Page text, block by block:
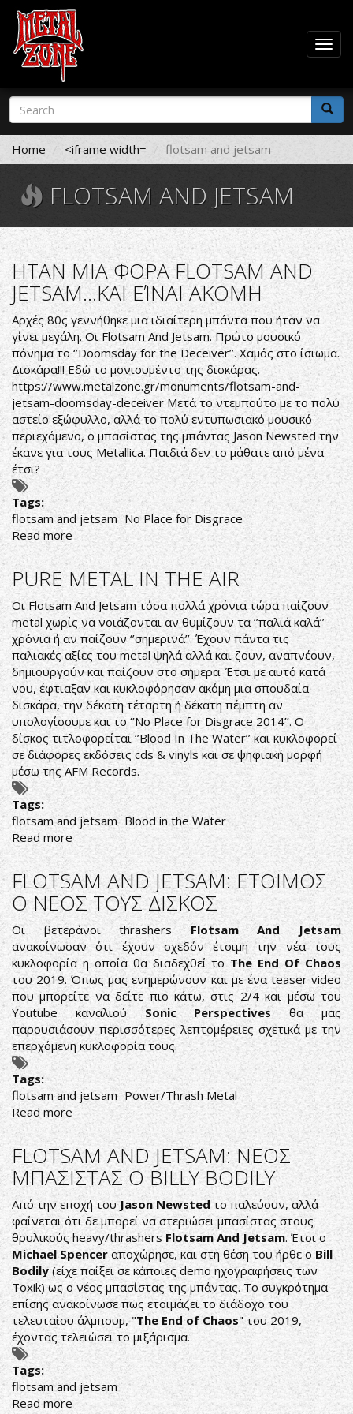
Skip
main
content
Search
form
Search
Home <iframe width= flotsam and jetsam
FLOTSAM AND JETSAM
ΗΤΑΝ ΜΙΑ ΦΟΡΑ FLOTSAM AND
JETSAM...ΚΑΙ ΕΊΝΑΙ ΑΚΟΜΗ
Αρχές 80ς γεννήθηκε μια ιδιαίτερη μπάντα που ήταν να
γίνει μεγάλη. Οι Flotsam And Jetsam. Πρώτο μουσικό
πόνημα το ‘’Doomsday for the Deceiver’’. Χαμός στο ίσιωμα.
Δισκάρα!!! Εδώ το μονιουμέντο της δισκάρας.
https://www.metalzone.gr/monuments/flotsam-and-
jetsam-doomsday-deceiver Μετά το ντεμπούτο με το πολύ
αστείο εξώφυλλο, αλλά το πολύ εντυπωσιακό μουσικό
περιεχόμενο, ο μπασίστας της μπάντας Jason Newsted την
έκανε για τους Metallica. Παιδιά δεν το μάθατε από μένα
έτσι?
Tags:
flotsam and jetsam No Place for Disgrace
Read more about
ΗΤΑΝ
ΜΙΑ
ΦΟΡΑ
FLOTSAM
AND
JETSAM...ΚΑΙ
ΕΊΝΑΙ
ΑΚΟΜΗ
PURE METAL IN THE AIR
Οι Flotsam And Jetsam τόσα πολλά χρόνια τώρα παίζουν
metal χωρίς να νοιάζονται αν θυμίζουν τα ‘’παλιά καλά’’
χρόνια ή αν παίζουν ‘’σημερινά’’. Έχουν πάντα τις
παλιακές αξίες του metal ψηλά αλλά και ζουν, αναπνέουν,
δημιουργούν και παίζουν στο σήμερα. Έτσι με αυτό κατά
νου, έφτιαξαν και κυκλοφόρησαν ακόμη μια σπουδαία
δισκάρα, την δέκατη τέταρτη ή δέκατη πέμπτη αν
υπολογίσουμε και το ‘’No Place for Disgrace 2014’’. Ο
δίσκος τιτλοφορείται ‘’Blood In The Water’’ και κυκλοφορεί
σε διάφορες εκδόσεις cds & vinyls και σε ψηφιακή μορφή
μέσω της AFM Records.
Tags:
flotsam and jetsam Blood in the Water
Read more about
PURE
METAL
IN
THE
AIR
FLOTSAM AND JETSAM: ΕΤΟΙΜΟΣ
Ο ΝΕΟΣ ΤΟΥΣ ΔΙΣΚΟΣ
Οι βετεράνοι thrashersFlotsam And Jetsam
ανακοίνωσαν ότι έχουν σχεδόν έτοιμη την νέα τους
κυκλοφορία η οποία θα διαδεχθεί το The End Of Chaos
του 2019. Όπως μας ενημερώνουν και με ένα teaser video
που μπορείτε να δείτε πιο κάτω, στις 2/4 και μέσω του
Youtube καναλιού Sonic Perspectivesθα μας
παρουσιάσουν περισσότερες λεπτομέρειες σχετικά με την
επερχόμενη κυκλοφορία τους.
Tags:
flotsam and jetsam Power/Thrash Metal
Read more about
FLOTSAM
AND
JETSAM:
ΕΤΟΙΜΟΣ
Ο
ΝΕΟΣ
ΤΟΥΣ
ΔΙΣΚΟΣ
FLOTSAM AND JETSAM: NEOΣ
ΜΠΑΣΙΣΤΑΣ Ο ΒΙLLY BODILY
Από την εποχή τουJason Newstedτο παλεύουν, αλλά
φαίνεται ότι δε μπορεί να στεριώσει μπασίστας στους
θρυλικούς heavy/thrashers Flotsam And Jetsam. Έτσι ο
Michael Spencer αποχώρησε, και στη θέση του ήρθε ο Bill
Bodily(είχε παίξει σε κάποιες demo ηχογραφήσεις των
Toxik) ως ο νέος μπασίστας της μπάντας. Το συγκρότημα
επίσης ανακοίνωσε πως ετοιμάζει το διάδοχο του
τελευταίου άλμπουμ, "The End of Chaos" του 2019,
έχοντας τελειώσει το μιξάρισμα.
Tags:
flotsam and jetsam
Read more about